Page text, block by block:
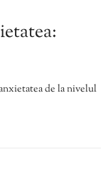
de la nivelul